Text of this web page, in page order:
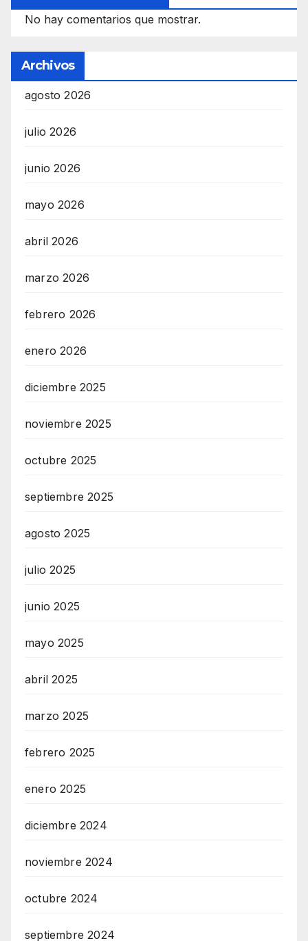
No hay comentarios que mostrar.
Archivos
agosto 2026
julio 2026
junio 2026
mayo 2026
abril 2026
marzo 2026
febrero 2026
enero 2026
diciembre 2025
noviembre 2025
octubre 2025
septiembre 2025
agosto 2025
julio 2025
junio 2025
mayo 2025
abril 2025
marzo 2025
febrero 2025
enero 2025
diciembre 2024
noviembre 2024
octubre 2024
septiembre 2024